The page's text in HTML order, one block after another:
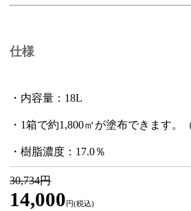
仕様
・内容量：18L
・1箱で約1,800㎡が塗布できます。
・樹脂濃度：17.0％
30,734円
14,000 円(税込)